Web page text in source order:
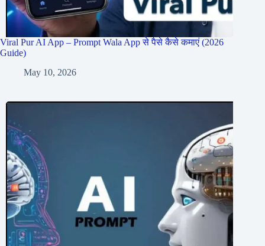
Viral Pur AI App – Prompt Wala App से पैसे कैसे कमाएं (2026
Guide)
May 10, 2026